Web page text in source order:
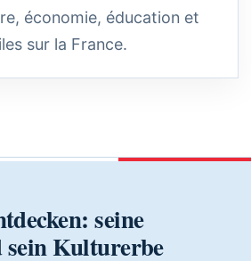
économie, éducation et
sur la France.
seine
sein Kulturerbe